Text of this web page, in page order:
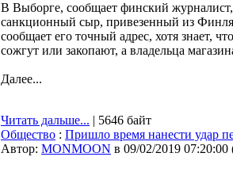
В Выборге, сообщает финский
санкционный сыр, привезенный из
сообщает его точный адрес, хотя знает,
сожгут или закопают, а владельца
Далее...
Читать дальше... | 5646 байт
Общество : Пришло время нанести
Автор: MONMOON в 09/02/2019 07:20:00